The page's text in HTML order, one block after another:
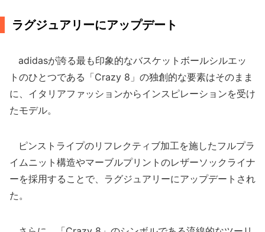
ラグジュアリーにアップデート
adidasが誇る最も印象的なバスケットボールシルエッ
トのひとつである「Crazy 8」の独創的な要素はそのまま
に、イタリアファッションからインスピレーションを受け
たモデル。
ピンストライプのリフレクティブ加工を施したフルプラ
イムニット構造やマーブルプリントのレザーソックライナ
ーを採用することで、ラグジュアリーにアップデートされ
た。